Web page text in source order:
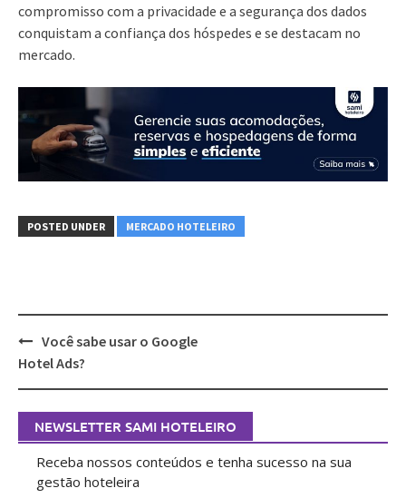
compromisso com a privacidade e a segurança dos dados
conquistam a confiança dos hóspedes e se destacam no
mercado.
POSTED UNDER MERCADO HOTELEIRO
Post
navigation
Você sabe usar o Google
Hotel Ads?
NEWSLETTER SAMI HOTELEIRO
Receba nossos conteúdos e tenha sucesso na sua
gestão hoteleira